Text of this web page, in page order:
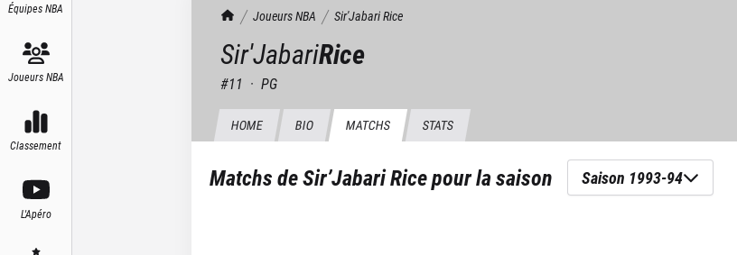
Équipes NBA
Joueurs NBA
Classement
L'Apéro
TrashTalk Actu NBA
Joueurs NBA Sir'JabariRice
Sir'JabariRice
#11 · PG
HOME BIO MATCHS STATS
Matchs deSir’Jabari Ricepour la saison Saison 1993-94